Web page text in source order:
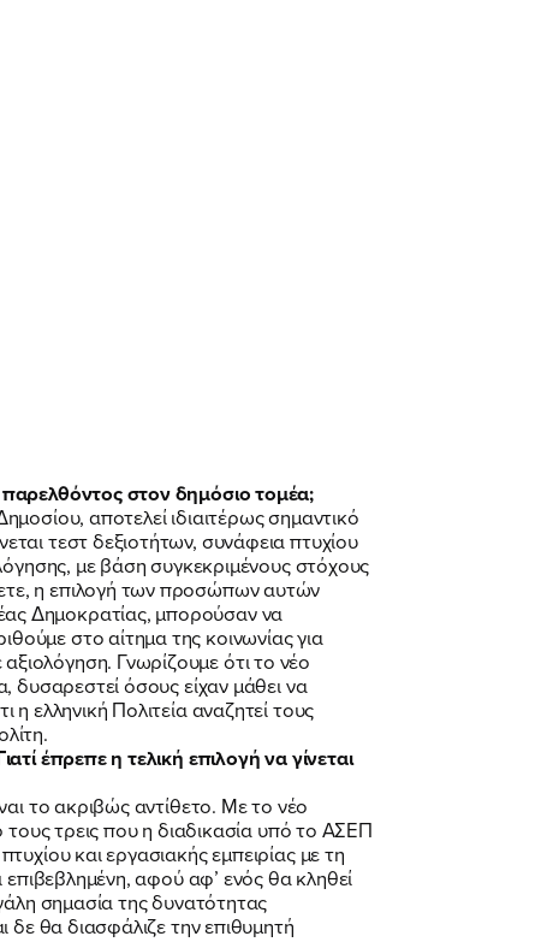
παρελθόντος στον δημόσιο τομέα;
αποτελεί ιδιαιτέρως σημαντικό
τεστ δεξιοτήτων, συνάφεια πτυχίου
με βάση συγκεκριμένους στόχους
η επιλογή των προσώπων αυτών
Δημοκρατίας, μπορούσαν να
στο αίτημα της κοινωνίας για
Γνωρίζουμε ότι το νέο
δυσαρεστεί όσους είχαν μάθει να
ελληνική Πολιτεία αναζητεί τους
έπρεπε η τελική επιλογή να γίνεται
το ακριβώς αντίθετο. Με το νέο
τους τρεις που η διαδικασία υπό το ΑΣΕΠ
και εργασιακής εμπειρίας με τη
αφού αφ’ ενός θα κληθεί
σημασία της δυνατότητας
δε θα διασφάλιζε την επιθυμητή